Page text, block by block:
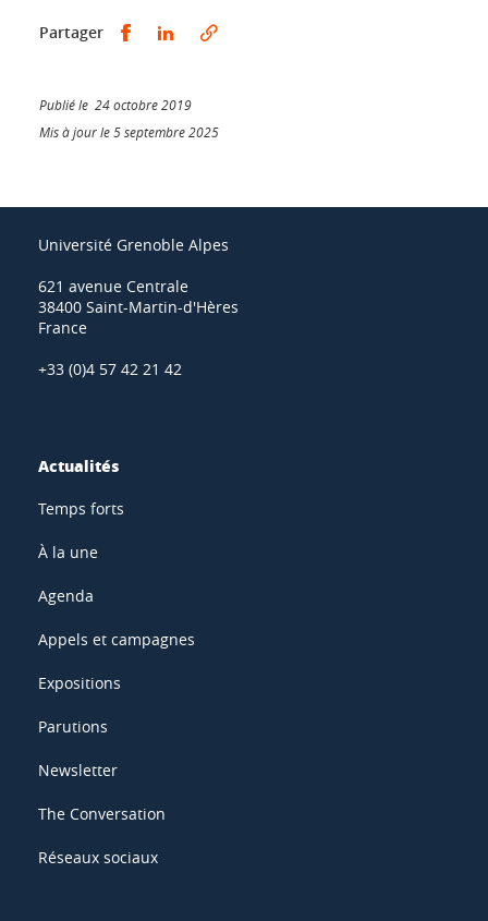
Partager Partager sur Facebook
Partager sur LinkedIn
Publié le 24 octobre 2019
Mis à jour le 5 septembre 2025
Université Grenoble Alpes
621 avenue Centrale
38400 Saint-Martin-d'Hères
France
+33 (0)4 57 42 21 42
Actualités
Temps forts
À la une
Agenda
Appels et campagnes
Expositions
Parutions
Newsletter
The Conversation
Réseaux sociaux